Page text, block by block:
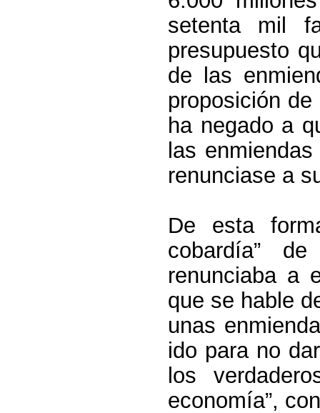
setenta mil
presupuesto
de las
proposición de
ha negado a
las
renunciase a
De esta
cobardía”
renunciaba a
que se hable
unas
ido para no
los
economía”,